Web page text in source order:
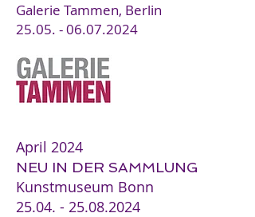
Galerie Tammen, Berlin
25.05. - 06.07.2024
April 2024
NEU IN DER SAMMLUNG
Kunstmuseum Bonn
25.04. - 25.08.2024